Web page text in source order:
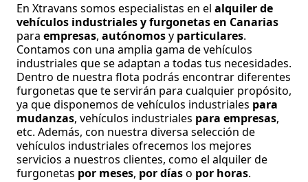
En Xtravans somos especialistas en el alquiler de
vehículos industriales y furgonetas en Canarias
para empresas, autónomosy particulares.
Contamos con una amplia gama de vehículos
industriales que se adaptan a todas tus necesidades.
Dentro de nuestra flota podrás encontrar diferentes
furgonetas que te servirán para cualquier propósito,
ya que disponemos de vehículos industriales para
mudanzas, vehículos industriales para empresas,
etc. Además, con nuestra diversa selección de
vehículos industriales ofrecemos los mejores
servicios a nuestros clientes, como el alquiler de
furgonetas por meses, por díaso por horas.